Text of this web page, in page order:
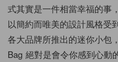
式其實是一件相當幸福的事
以簡約而唯美的設計風格受
各大品牌所推出的迷你小包
Bag 絕對是會令你感到心動